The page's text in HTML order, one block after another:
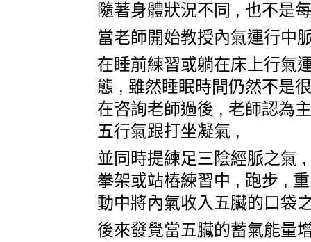
隨著身體狀況不同 , 也不是
當老師開始教授內氣運行中
在睡前練習或躺在床上行氣
態 , 雖然睡眠時間仍然不是
在咨詢老師過後 , 老師認為
五行氣跟打坐凝氣 ,
並同時提練足三陰經脈之氣
拳架或站樁練習中 , 跑步 ,
動中將內氣收入五臟的口袋
後來發覺當五臟的蓄氣能量